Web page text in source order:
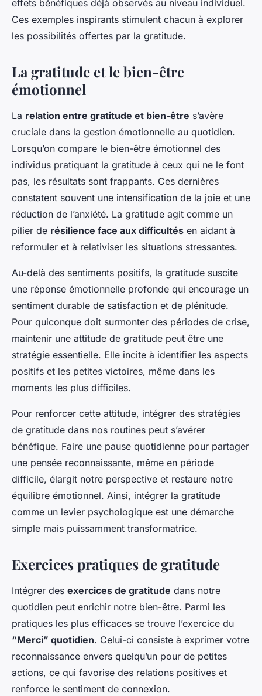
effets bénéfiques déjà observés au niveau individuel.
Ces exemples inspirants stimulent chacun à explorer
les possibilités offertes par la gratitude.
La gratitude et le bien-être
émotionnel
La relation entre gratitude et bien-être s’avère
cruciale dans la gestion émotionnelle au quotidien.
Lorsqu’on compare le bien-être émotionnel des
individus pratiquant la gratitude à ceux qui ne le font
pas, les résultats sont frappants. Ces dernières
constatent souvent une intensification de la joie et une
réduction de l’anxiété. La gratitude agit comme un
pilier de résilience face aux difficultés en aidant à
reformuler et à relativiser les situations stressantes.
Au-delà des sentiments positifs, la gratitude suscite
une réponse émotionnelle profonde qui encourage un
sentiment durable de satisfaction et de plénitude.
Pour quiconque doit surmonter des périodes de crise,
maintenir une attitude de gratitude peut être une
stratégie essentielle. Elle incite à identifier les aspects
positifs et les petites victoires, même dans les
moments les plus difficiles.
Pour renforcer cette attitude, intégrer des stratégies
de gratitude dans nos routines peut s’avérer
bénéfique. Faire une pause quotidienne pour partager
une pensée reconnaissante, même en période
difficile, élargit notre perspective et restaure notre
équilibre émotionnel. Ainsi, intégrer la gratitude
comme un levier psychologique est une démarche
simple mais puissamment transformatrice.
Exercices pratiques de gratitude
Intégrer des exercices de gratitude dans notre
quotidien peut enrichir notre bien-être. Parmi les
pratiques les plus efficaces se trouve l’exercice du
“Merci” quotidien. Celui-ci consiste à exprimer votre
reconnaissance envers quelqu’un pour de petites
actions, ce qui favorise des relations positives et
renforce le sentiment de connexion.